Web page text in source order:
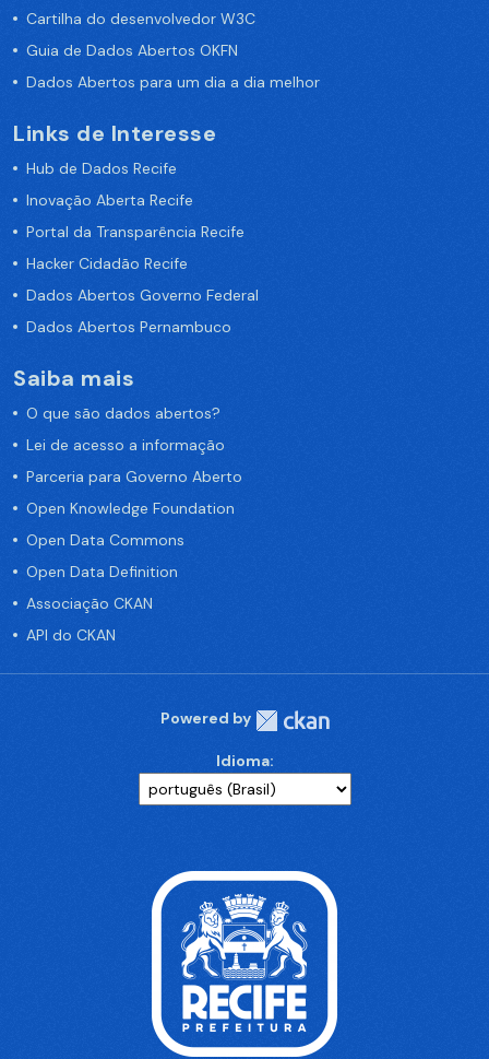
Cartilha do desenvolvedor W3C
Guia de Dados Abertos OKFN
Dados Abertos para um dia a dia melhor
Links de Interesse
Hub de Dados Recife
Inovação Aberta Recife
Portal da Transparência Recife
Hacker Cidadão Recife
Dados Abertos Governo Federal
Dados Abertos Pernambuco
Saiba mais
O que são dados abertos?
Lei de acesso a informação
Parceria para Governo Aberto
Open Knowledge Foundation
Open Data Commons
Open Data Definition
Associação CKAN
API do CKAN
Powered by
Idioma